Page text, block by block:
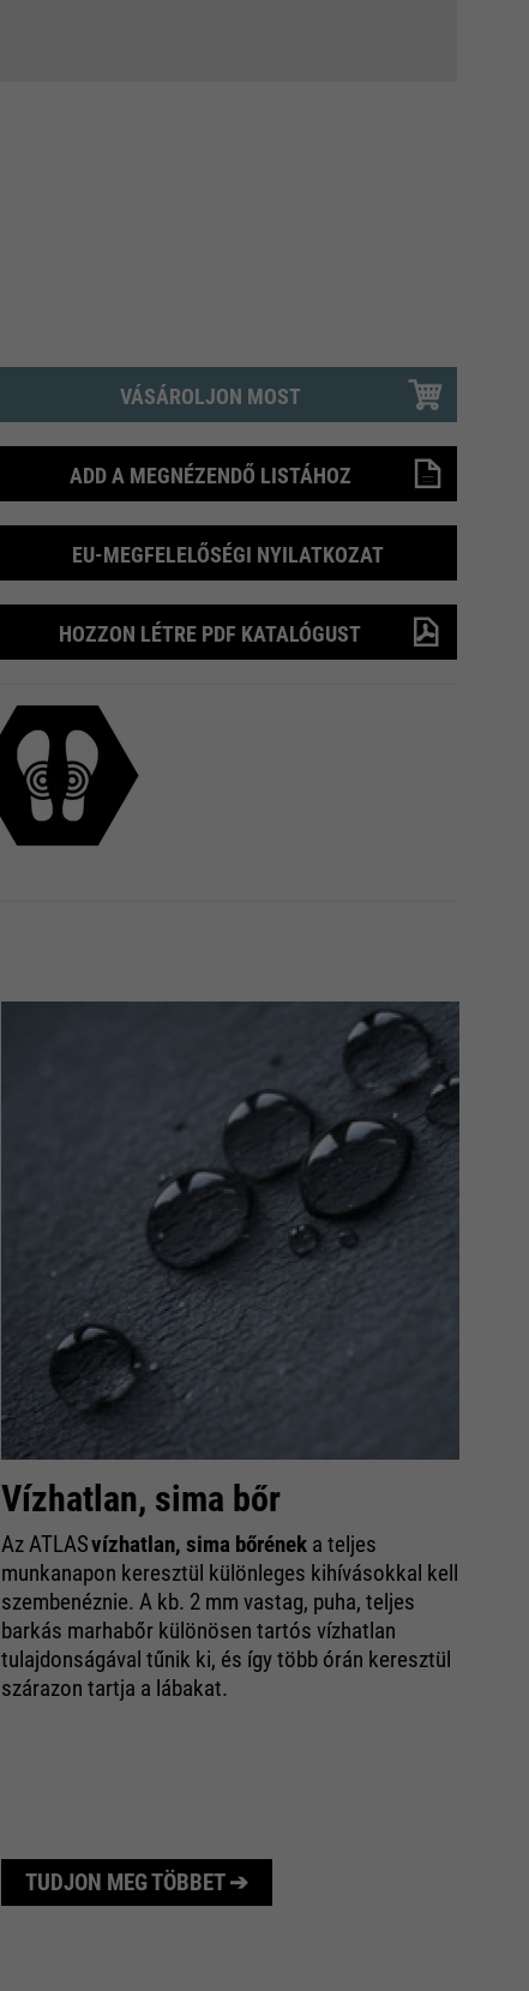
VÁSÁROLJON MOST
ADD A MEGNÉZENDŐ LISTÁHOZ
EU-MEGFELELŐSÉGI NYILATKOZAT
HOZZON LÉTRE PDF KATALÓGUST
Vízhatlan, sima bőr
Az ATLASvízhatlan, sima bőrének a teljes
munkanapon keresztül különleges kihívásokkal kell
szembenéznie. A kb. 2 mm vastag, puha, teljes
barkás marhabőr különösen tartós vízhatlan
tulajdonságával tűnik ki, és így több órán keresztül
szárazon tartja a lábakat.
TUDJON MEG TÖBBET ➔